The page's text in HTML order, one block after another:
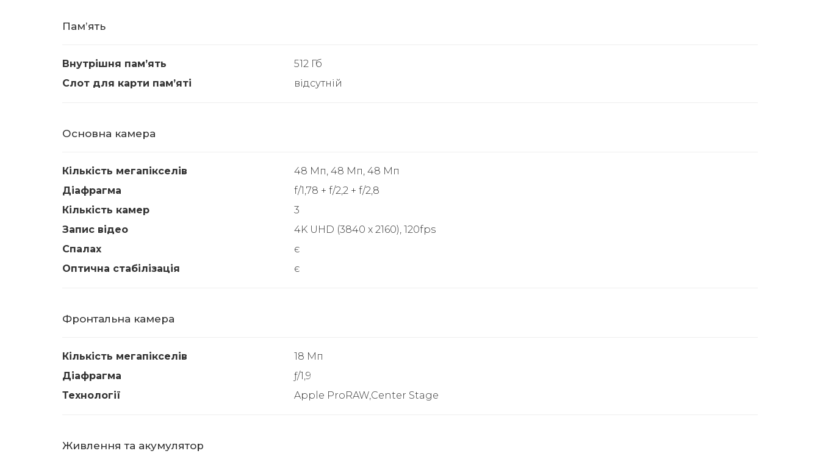
Памʼять
Внутрішня памʼять
512 Гб
Слот для карти памʼяті
відсутній
Основна камера
Кількість мегапікселів
48 Мп, 48 Мп, 48 Мп
Діафрагма
f/1,78 + f/2,2 + f/2,8
Кількість камер
3
Запис відео
4K UHD (3840 x 2160), 120fps
Спалах
є
Оптична стабілізація
є
Фронтальна камера
Кількість мегапікселів
18 Мп
Діафрагма
ƒ/1,9
Технології
Apple ProRAW,Center Stage
Живлення та акумулятор